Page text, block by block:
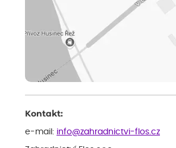
Kontakt:
e-mail: info@zahradnictvi-flos.cz